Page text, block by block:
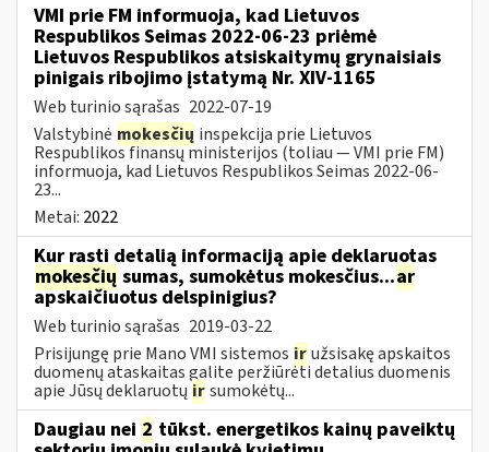
VMI prie FM informuoja, kad Lietuvos
Respublikos Seimas 2022-06-23 priėmė
Lietuvos Respublikos atsiskaitymų grynaisiais
pinigais ribojimo įstatymą Nr. XIV-1165
Web turinio sąrašas 2022-07-19
Valstybinė mokesčių inspekcija prie Lietuvos
Respublikos finansų ministerijos (toliau — VMI prie FM)
informuoja, kad Lietuvos Respublikos Seimas 2022-06-
23...
Metai: 2022
Kur rasti detalią informaciją apie deklaruotas
mokesčių sumas, sumokėtus mokesčius...ar
apskaičiuotus delspinigius?
Web turinio sąrašas 2019-03-22
Prisijungę prie Mano VMI sistemos iružsisakę apskaitos
duomenų ataskaitas galite peržiūrėti detalius duomenis
apie Jūsų deklaruotų irsumokėtų...
Daugiau nei 2 tūkst. energetikos kainų paveiktų